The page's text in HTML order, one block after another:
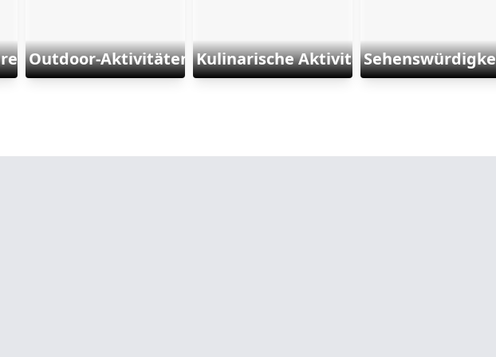
Outdoor-Aktivitäten und SportsKulinarische Aktivitäten